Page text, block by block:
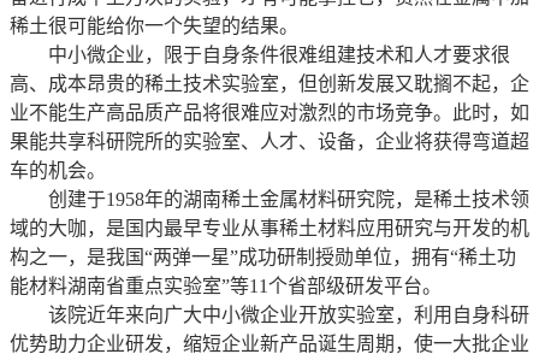
稀土很可能给你一个失望的结果。
中小微企业，限于自身条件很难组建技术和人才要求很
高、成本昂贵的稀土技术实验室，但创新发展又耽搁不起，企
业不能生产高品质产品将很难应对激烈的市场竞争。此时，如
果能共享科研院所的实验室、人才、设备，企业将获得弯道超
车的机会。
创建于1958年的湖南稀土金属材料研究院，是稀土技术领
域的大咖，是国内最早专业从事稀土材料应用研究与开发的机
构之一，是我国“两弹一星”成功研制授勋单位，拥有“稀土功
能材料湖南省重点实验室”等11个省部级研发平台。
该院近年来向广大中小微企业开放实验室，利用自身科研
优势助力企业研发，缩短企业新产品诞生周期，使一大批企业